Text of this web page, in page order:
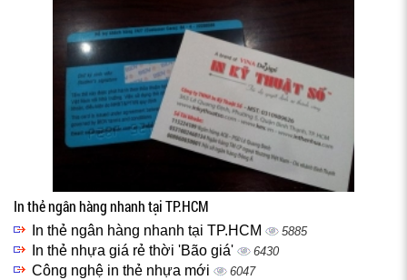
In thẻ ngân hàng nhanh tại TP.HCM
In thẻ ngân hàng nhanh tại TP.HCM 5885
In thẻ nhựa giá rẻ thời 'Bão giá' 6430
Công nghệ in thẻ nhựa mới 6047